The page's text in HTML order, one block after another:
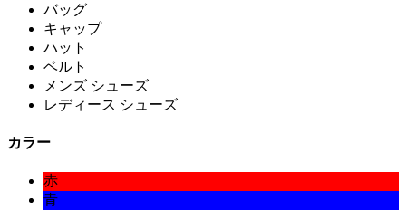
バッグ
キャップ
ハット
ベルト
メンズ シューズ
レディース シューズ
カラー
赤
青